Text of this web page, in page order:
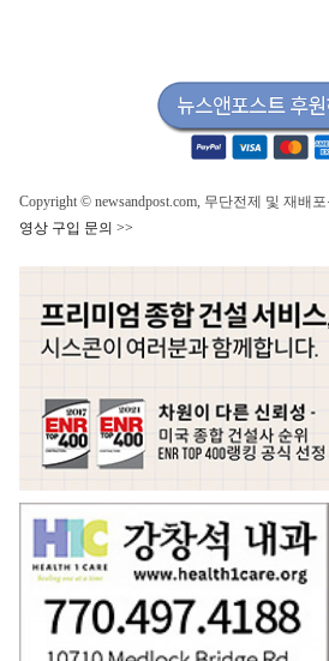
Copyright © newsandpost.com, 무단전제 및 재배
영상 구입 문의 >>